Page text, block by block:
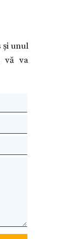
și unul
vă va